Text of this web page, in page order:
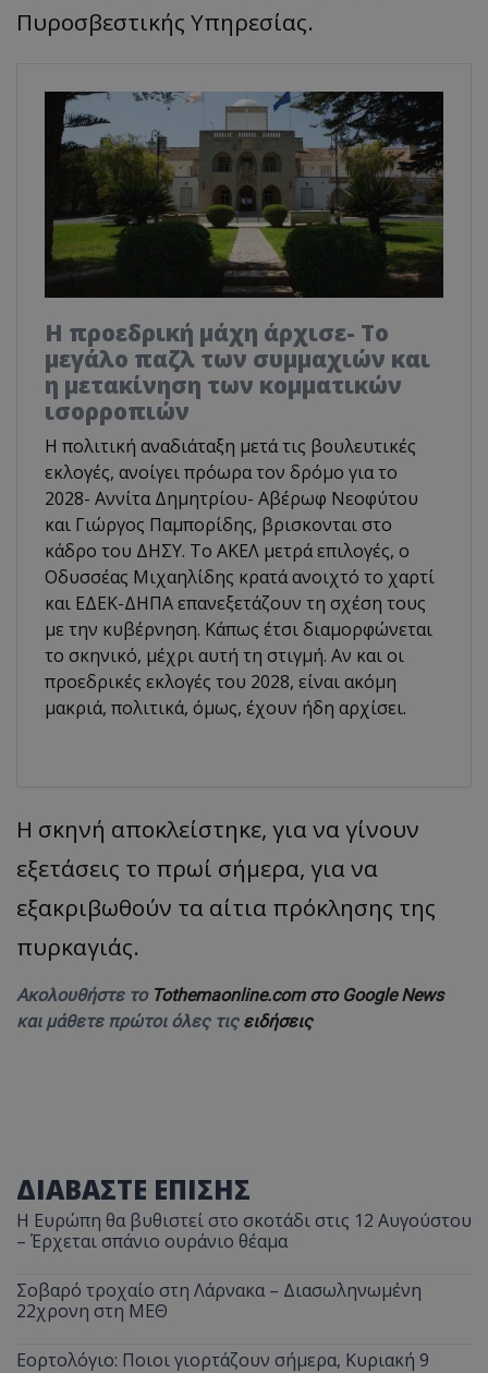
Πυροσβεστικής Υπηρεσίας.
Η προεδρική μάχη άρχισε- Το
μεγάλο παζλ των συμμαχιών και
η μετακίνηση των κομματικών
ισορροπιών
Η πολιτική αναδιάταξη μετά τις βουλευτικές
εκλογές, ανοίγει πρόωρα τον δρόμο για το
2028- Αννίτα Δημητρίου- Αβέρωφ Νεοφύτου
και Γιώργος Παμπορίδης, βρισκονται στο
κάδρο του ΔΗΣΥ. Το ΑΚΕΛ μετρά επιλογές, ο
Οδυσσέας Μιχαηλίδης κρατά ανοιχτό το χαρτί
και ΕΔΕΚ-ΔΗΠΑ επανεξετάζουν τη σχέση τους
με την κυβέρνηση. Κάπως έτσι διαμορφώνεται
το σκηνικό, μέχρι αυτή τη στιγμή. Αν και οι
προεδρικές εκλογές του 2028, είναι ακόμη
μακριά, πολιτικά, όμως, έχουν ήδη αρχίσει.
Η σκηνή αποκλείστηκε, για να γίνουν
εξετάσεις το πρωί σήμερα, για να
εξακριβωθούν τα αίτια πρόκλησης της
πυρκαγιάς.
Ακολουθήστε το Tothemaonline.com στο Google News
και μάθετε πρώτοι όλες τις ειδήσεις
ΔΙΑΒΑΣΤΕ ΕΠΙΣΗΣ
Η Ευρώπη θα βυθιστεί στο σκοτάδι στις 12 Αυγούστου
– Έρχεται σπάνιο ουράνιο θέαμα
Σοβαρό τροχαίο στη Λάρνακα – Διασωληνωμένη
22χρονη στη ΜΕΘ
Εορτολόγιο: Ποιοι γιορτάζουν σήμερα, Κυριακή 9